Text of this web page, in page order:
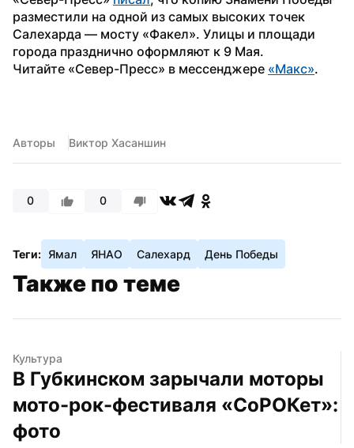
разместили на одной из самых высоких точек
Салехарда — мосту «Факел». Улицы и площади
города празднично оформляют к 9 Мая.
Читайте «Север-Пресс» в мессенджере «Макс».
Авторы Виктор Хасаншин
0 0
Теги: Ямал ЯНАО Салехард День Победы
Также по теме
Культура
В Губкинском зарычали моторы
мото-рок-фестиваля «СоРОКет»:
фото